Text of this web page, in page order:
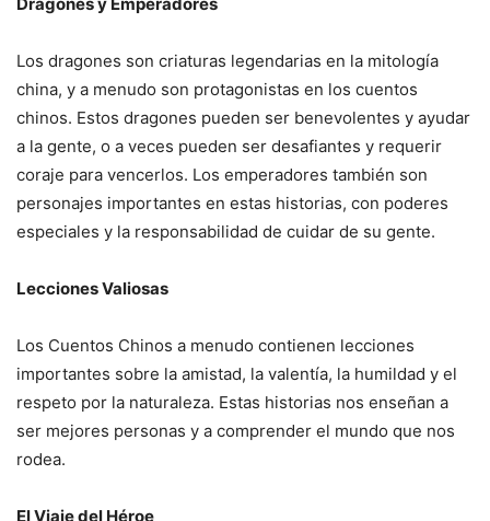
Dragones y Emperadores
Los dragones son criaturas legendarias en la mitología
china, y a menudo son protagonistas en los cuentos
chinos. Estos dragones pueden ser benevolentes y ayudar
a la gente, o a veces pueden ser desafiantes y requerir
coraje para vencerlos. Los emperadores también son
personajes importantes en estas historias, con poderes
especiales y la responsabilidad de cuidar de su gente.
Lecciones Valiosas
Los Cuentos Chinos a menudo contienen lecciones
importantes sobre la amistad, la valentía, la humildad y el
respeto por la naturaleza. Estas historias nos enseñan a
ser mejores personas y a comprender el mundo que nos
rodea.
El Viaje del Héroe